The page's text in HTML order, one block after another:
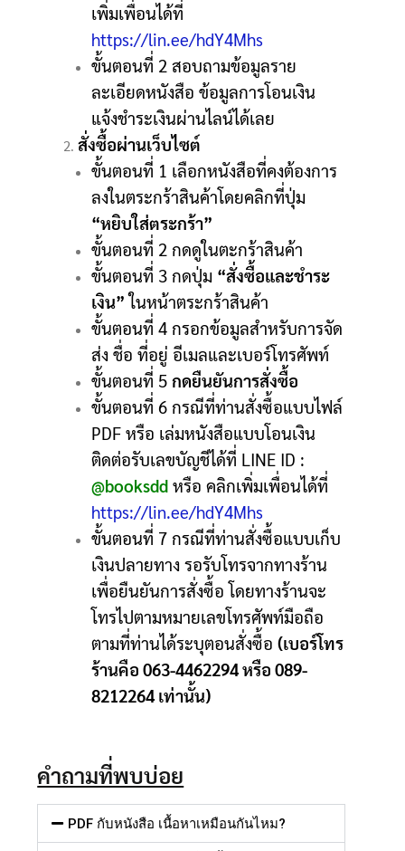
เพิ่มเพื่อนได้ที่
https://lin.ee/hdY4Mhs
ขั้นตอนที่ 2 สอบถามข้อมูลราย
ละเอียดหนังสือ ข้อมูลการโอนเงิน
แจ้งชำระเงินผ่านไลน์ได้เลย
สั่งซื้อผ่านเว็บไซต์
ขั้นตอนที่ 1 เลือกหนังสือที่คงต้องการ
ลงในตระกร้าสินค้าโดยคลิกที่ปุ่ม
“หยิบใส่ตระกร้า”
ขั้นตอนที่ 2 กดดูในตะกร้าสินค้า
ขั้นตอนที่ 3 กดปุ่ม “สั่งซื้อและชำระ
เงิน”ในหน้าตระกร้าสินค้า
ขั้นตอนที่ 4 กรอกข้อมูลสำหรับการจัด
ส่ง ชื่อ ที่อยู่ อีเมลและเบอร์โทรศัพท์
ขั้นตอนที่ 5กดยืนยันการสั่งซื้อ
ขั้นตอนที่ 6 กรณีที่ท่านสั่งซื้อแบบไฟล์
PDF หรือ เล่มหนังสือแบบโอนเงิน
ติดต่อรับเลขบัญชีได้ที่ LINE ID :
@booksdd หรือ คลิกเพิ่มเพื่อนได้ที่
https://lin.ee/hdY4Mhs
ขั้นตอนที่ 7 กรณีที่ท่านสั่งซื้อแบบเก็บ
เงินปลายทาง รอรับโทรจากทางร้าน
เพื่อยืนยันการสั่งซื้อ โดยทางร้านจะ
โทรไปตามหมายเลขโทรศัพท์มือถือ
ตามที่ท่านได้ระบุตอนสั่งซื้อ(เบอร์โทร
ร้านคือ 063-4462294 หรือ 089-
8212264 เท่านั้น)
คำถามที่พบบ่อย
PDF กับหนังสือ เนื้อหาเหมือนกันไหม?